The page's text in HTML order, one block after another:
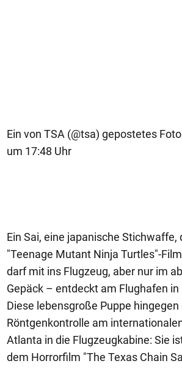
Ein von TSA (@tsa) gepostetes
um 17:48 Uhr
Ein Sai, eine japanische Stichwaffe,
"Teenage Mutant Ninja Turtles"-
darf mit ins Flugzeug, aber nur im
Gepäck – entdeckt am Flughafen in
Diese lebensgroße Puppe
Röntgenkontrolle am
Atlanta in die Flugzeugkabine: Sie
dem Horrorfilm "The Texas Chain